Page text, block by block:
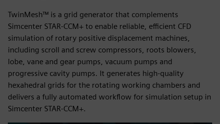
TwinMesh™ is a grid generator that complements
Simcenter STAR-CCM+ to enable reliable, efficient CFD
simulation of rotary positive displacement machines,
including scroll and screw compressors, roots blowers,
lobe, vane and gear pumps, vacuum pumps and
progressive cavity pumps. It generates high-quality
hexahedral grids for the rotating working chambers and
delivers a fully automated workflow for simulation setup in
Simcenter STAR-CCM+.